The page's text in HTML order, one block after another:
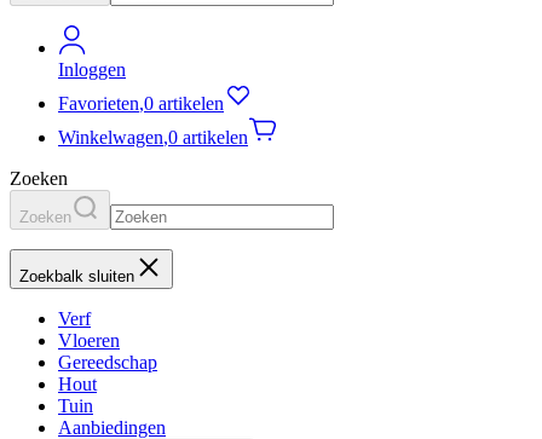
Inloggen
Favorieten,0 artikelen
Winkelwagen,0 artikelen
Zoeken
Zoeken
Zoekbalk sluiten
Verf
Vloeren
Gereedschap
Hout
Tuin
Aanbiedingen